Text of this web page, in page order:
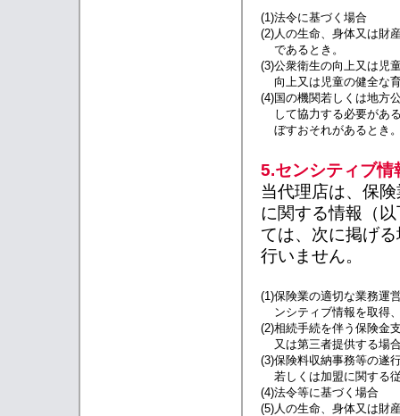
(1)法令に基づく場合
(2)人の生命、身体又は財
であるとき。
(3)公衆衛生の向上又は児
向上又は児童の健全な
(4)国の機関若しくは地方
して協力する必要があ
ぼすおそれがあるとき
5.センシティブ情
当代理店は、保
に関する情報（
ては、次に掲げ
行いません。
(1)保険業の適切な業務運
ンシティブ情報を取得
(2)相続手続を伴う保険金
又は第三者提供する場
(3)保険料収納事務等の遂
若しくは加盟に関する
(4)法令等に基づく場合
(5)人の生命、身体又は財